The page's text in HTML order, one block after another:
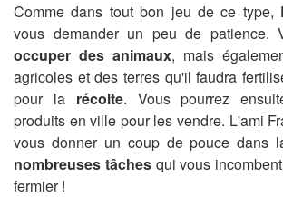
Comme dans tout bon jeu de ce type,
vous demander un peu de patience.
occuper des animaux, mais
agricoles et des terres qu'il faudra
pour la récolte. Vous pourrez
produits en ville pour les vendre. L'ami
vous donner un coup de pouce dans
nombreuses tâchesqui vous
fermier !